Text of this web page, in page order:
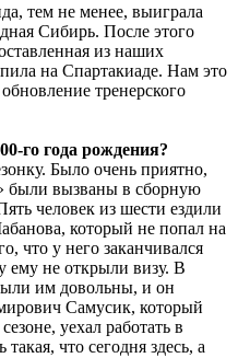
тем не менее, выиграла
Сибирь. После этого
из наших
на Спартакиаде. Нам это
тренерского
го года рождения?
Было очень приятно,
были вызваны в сборную
человек из шести ездили
который не попал на
что у него заканчивался
ему не открыли визу. В
им довольны, и он
Самусик, который
уехал работать в
что сегодня здесь, а